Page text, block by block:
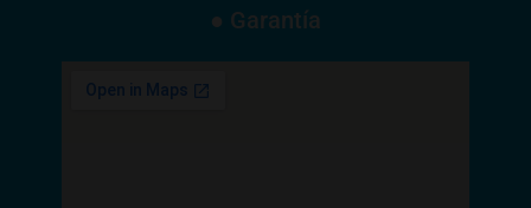
● Garantía